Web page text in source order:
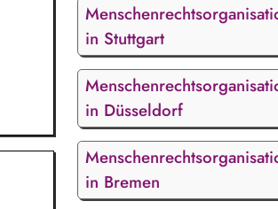
in Stuttgart
in Düsseldorf
in Bremen